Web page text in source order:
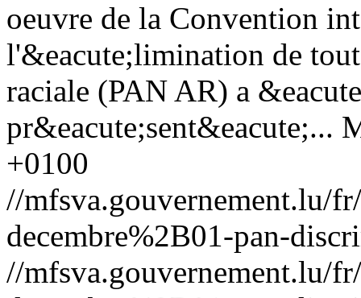
oeuvre de la Convention
l'&eacute;limination de
raciale (PAN AR) a
pr&eacute;sent&eacute;...
+0100
//mfsva.gouvernement.lu/
decembre%2B01-pan-
//mfsva.gouvernement.lu/